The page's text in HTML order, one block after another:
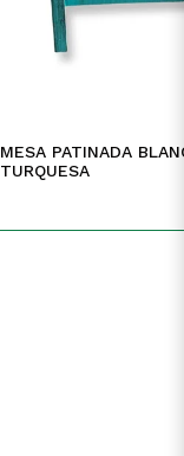
MESA PATINADA
TURQUESA